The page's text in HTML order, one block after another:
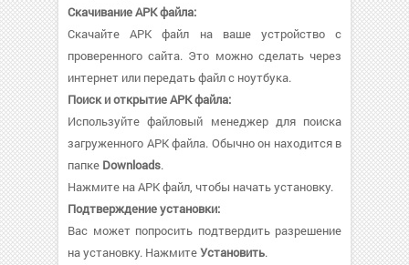
Скачивание APK файла:
Скачайте APK файл на ваше устройство с
проверенного сайта. Это можно сделать через
интернет или передать файл с ноутбука.
Поиск и открытие APK файла:
Используйте файловый менеджер для поиска
загруженного APK файла. Обычно он находится в
папке Downloads.
Нажмите на APK файл, чтобы начать установку.
Подтверждение установки:
Вас может попросить подтвердить разрешение
на установку. НажмитеУстановить.